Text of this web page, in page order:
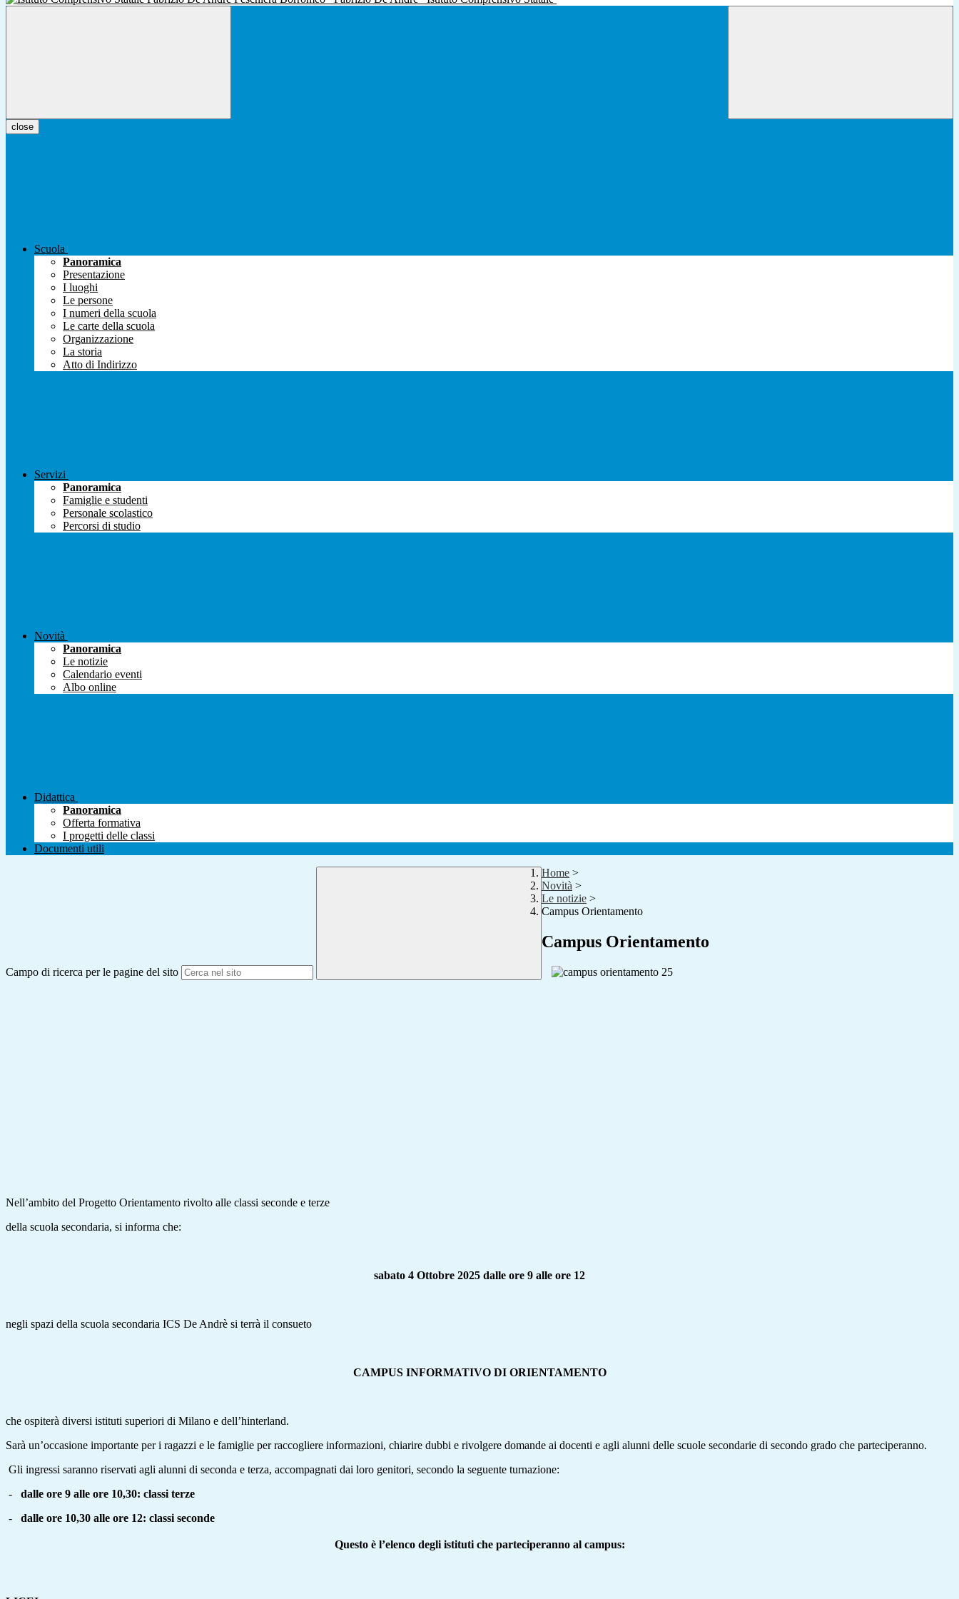
close
Scuola
Panoramica
Presentazione
I luoghi
Le persone
I numeri della scuola
Le carte della scuola
Organizzazione
La storia
Atto di Indirizzo
Servizi
Panoramica
Famiglie e studenti
Personale scolastico
Percorsi di studio
Novità
Panoramica
Le notizie
Calendario eventi
Albo online
Didattica
Panoramica
Offerta formativa
I progetti delle classi
Documenti utili
Campo di ricerca per le pagine del sito
Home >
Novità >
Le notizie >
Campus Orientamento
Campus Orientamento
Nell’ambito del Progetto Orientamento rivolto alle classi seconde e terze
della scuola secondaria, si informa che:
sabato 4 Ottobre 2025 dalle ore 9 alle ore 12
negli spazi della scuola secondaria ICS De Andrè si terrà il consueto
CAMPUS INFORMATIVO DI ORIENTAMENTO
che ospiterà diversi istituti superiori di Milano e dell’hinterland.
Sarà un’occasione importante per i ragazzi e le famiglie per raccogliere informazioni, chiarire dubbi e rivolgere domande ai docenti e agli alunni delle scuole secondarie di secondo grado che parteciperanno.
Gli ingressi saranno riservati agli alunni di seconda e terza, accompagnati dai loro genitori, secondo la seguente turnazione:
-
dalle ore 9 alle ore 10,30: classi terze
-
dalle ore 10,30 alle ore 12: classi seconde
Questo è l’elenco degli istituti che parteciperanno al campus: